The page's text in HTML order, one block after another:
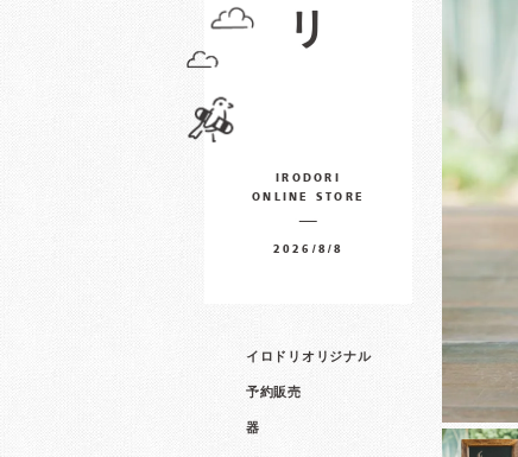
IRODORI
ONLINE STORE
2026/8/8
イロドリオリジナル
予約販売
器